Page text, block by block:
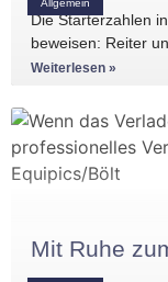
Allgemein
Die Starterzahlen
beweisen: Reiter
haben, gibt es
Weiterlesen »
Mit Ruhe